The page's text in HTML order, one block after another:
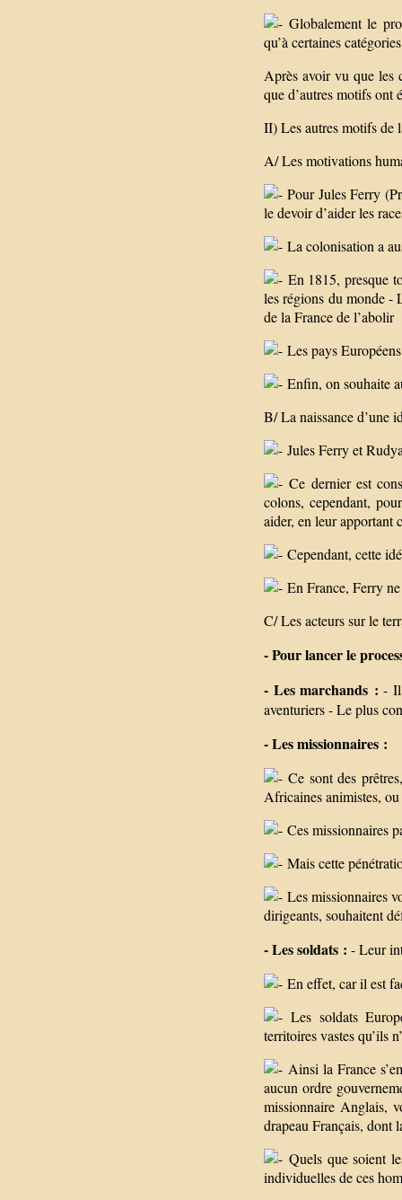
Globalement le
qu’à certaines
Après avoir vu que les
que d’autres motifs ont
II) Les autres motifs de
A/ Les motivations
Pour Jules Ferry
le devoir d’aider les
La colonisation a
En 1815, presque
les régions du monde -
de la France de l’abolir
Les pays
Enfin, on souhaite
B/ La naissance d’une
Jules Ferry et
Ce dernier est
colons, cependant,
aider, en leur apportant
Cependant, cette
En France, Ferry
C/ Les acteurs sur le
- Pour lancer le
- Les marchands : -
aventuriers - Le plus
- Les missionnaires :
Ce sont des
Africaines animistes,
Ces missionnaires
Mais cette
Les missionnaires
dirigeants, souhaitent
- Les soldats : - Leur
En effet, car il est
Les soldats
territoires vastes qu’ils
Ainsi la France
aucun ordre
missionnaire Anglais,
drapeau Français, dont
Quels que soient
individuelles de ces